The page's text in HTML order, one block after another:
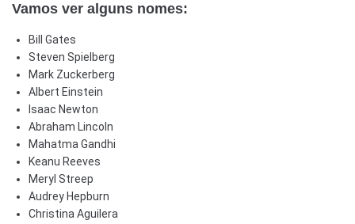
Vamos ver alguns nomes:
Bill Gates
Steven Spielberg
Mark Zuckerberg
Albert Einstein
Isaac Newton
Abraham Lincoln
Mahatma Gandhi
Keanu Reeves
Meryl Streep
Audrey Hepburn
Christina Aguilera